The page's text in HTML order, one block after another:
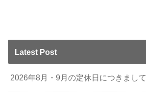
Latest Post
2026年8月・9月の定休日につきまして